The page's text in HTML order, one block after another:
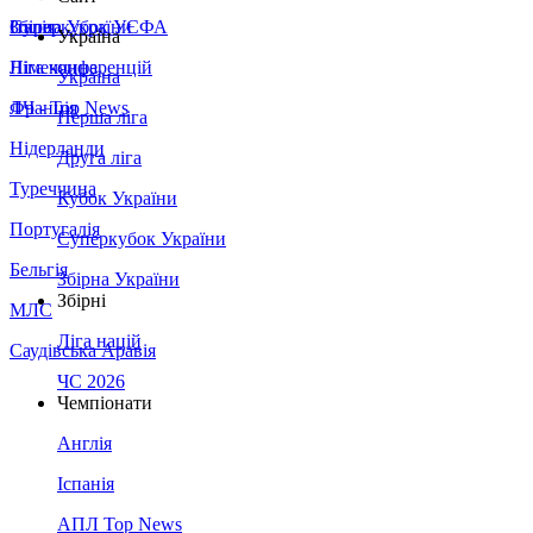
Збірна України
Італія
Німеччина
Франція
Нідерланди
Туреччина
Португалія
Бельгія
МЛС
Саудівська Аравія
Суперкубок УЄФА
Ліга конференцій
ЛЧ - Top News
Україна
Україна
Перша ліга
Друга ліга
Кубок України
Суперкубок України
Збірна України
Збірні
Ліга націй
ЧС 2026
Чемпіонати
Англія
Іспанія
АПЛ Top News